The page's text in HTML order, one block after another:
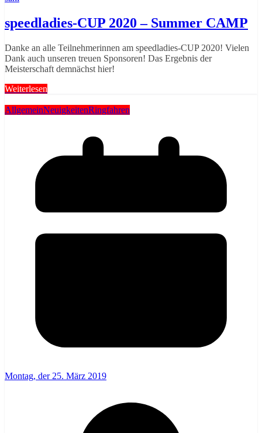
speedladies-CUP 2020 – Summer CAMP
Danke an alle Teilnehmerinnen am speedladies-CUP 2020! Vielen
Dank auch unseren treuen Sponsoren! Das Ergebnis der
Meisterschaft demnächst hier!
Weiterlesen
AllgemeinNeuigkeitenRingfahren
Montag, der 25. März 2019